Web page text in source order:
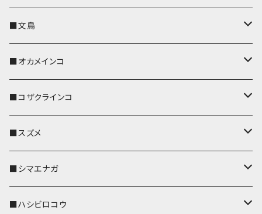
キーカバー
キーホルダー
パスケース
リール付きストラップ
リールのみ
ストラップ付
IDカードホルダー
キーケース
■文鳥
キーカバー
キーホルダー
パスケース
リール付きストラップ
リールのみ
キーケース
■オカメインコ
キーカバー
キーホルダー
パスケース
IDカードホルダー
■コザクラインコ
キーカバー
キーホルダー
パスケース
■スズメ
キーカバー
キーホルダー
■シマエナガ
キーカバー
■ハシビロコウ